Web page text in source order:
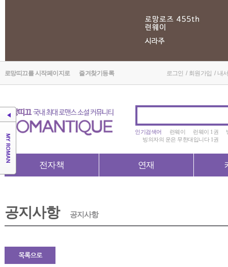
로망띠끄를 시작페이지로 즐겨찾기등록 로그인 / 회원가입 / 내
인기검색어 런웨이 런웨이 1권
빙의자의 운은 무한대입니다 1권
전자책 연재
공지사항 공지사항